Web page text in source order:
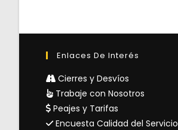
Enlaces De Interés
Cierres y Desvíos
Trabaje con Nosotros
Peajes y Tarifas
Encuesta Calidad del Servicio